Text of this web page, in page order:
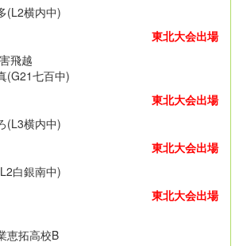
横内中)
東北大会出場
飛越
七百中)
東北大会出場
横内中)
東北大会出場
白銀南中)
東北大会出場
拓高校B